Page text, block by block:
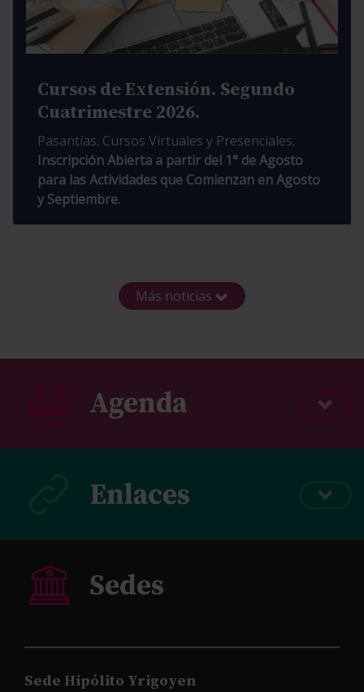
Cursos de Extensión. Segundo
Cuatrimestre 2026.
Pasantías. Cursos Virtuales y Presenciales.
Inscripción Abierta a partir del 1° de Agosto
para las Actividades que Comienzan en Agosto
y Septiembre.
Más noticias
Sede Hipólito Yrigoyen